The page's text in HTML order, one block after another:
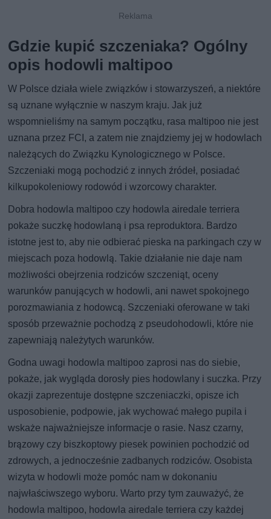
Gdzie kupić szczeniaka? Ogólny
opis hodowli maltipoo
W Polsce działa wiele związków i stowarzyszeń, a niektóre
są uznane wyłącznie w naszym kraju. Jak już
wspomnieliśmy na samym początku, rasa maltipoo nie jest
uznana przez FCI, a zatem nie znajdziemy jej w hodowlach
należących do Związku Kynologicznego w Polsce.
Szczeniaki mogą pochodzić z innych źródeł, posiadać
kilkupokoleniowy rodowód i wzorcowy charakter.
Dobra hodowla maltipoo czy hodowla airedale terriera
pokaże suczkę hodowlaną i psa reproduktora. Bardzo
istotne jest to, aby nie odbierać pieska na parkingach czy w
miejscach poza hodowlą. Takie działanie nie daje nam
możliwości obejrzenia rodziców szczeniąt, oceny
warunków panujących w hodowli, ani nawet spokojnego
porozmawiania z hodowcą. Szczeniaki oferowane w taki
sposób przeważnie pochodzą z pseudohodowli, które nie
zapewniają należytych warunków.
Godna uwagi hodowla maltipoo zaprosi nas do siebie,
pokaże, jak wygląda dorosły pies hodowlany i suczka. Przy
okazji zaprezentuje dostępne szczeniaczki, opisze ich
usposobienie, podpowie, jak wychować małego pupila i
wskaże najważniejsze informacje o rasie. Nasz czarny,
brązowy czy biszkoptowy piesek powinien pochodzić od
zdrowych, a jednocześnie zadbanych rodziców. Osobista
wizyta w hodowli może pomóc nam w dokonaniu
najwłaściwszego wyboru. Warto przy tym zauważyć, że
hodowla maltipoo, hodowla airedale terriera czy każdej